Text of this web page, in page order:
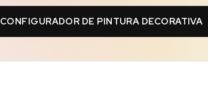
CONFIGURADOR DE PINTURA DECORATIVA